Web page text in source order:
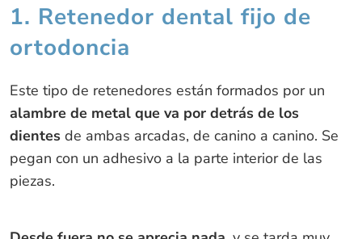
1. Retenedor dental fijo de
ortodoncia
Este tipo de retenedores están formados por un
alambre de metal que va por detrás de los
dientesde ambas arcadas, de canino a canino. Se
pegan con un adhesivo a la parte interior de las
piezas.